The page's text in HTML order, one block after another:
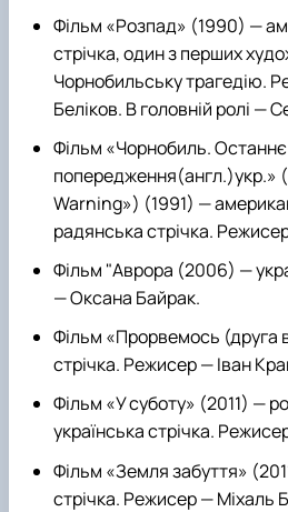
Фільм «Розпад» (1990) —
стрічка, один з перших
Чорнобильську трагедію.
Беліков. В головній ролі —
Фільм «Чорнобиль. Останнє
попередження(англ.)укр.»
Warning») (1991) —
радянська стрічка.
Фільм "Аврора (2006) —
— Оксана Байрак.
Фільм «Прорвемось (друга
стрічка. Режисер — Іван
Фільм «У суботу» (2011) —
українська стрічка.
Фільм «Земля забуття»
стрічка. Режисер — Міхаль